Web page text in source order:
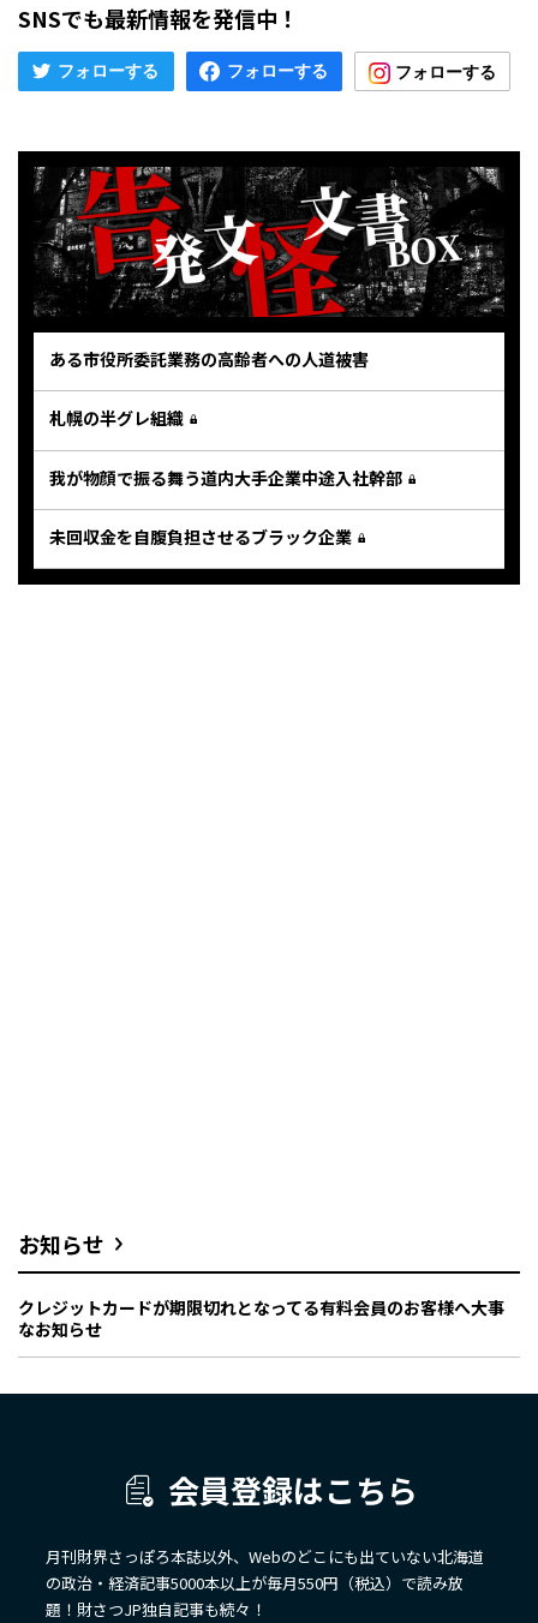
SNSでも最新情報を発信中！
ある市役所委託業務の高齢者への人道被害
札幌の半グレ組織
我が物顔で振る舞う道内大手企業中途入社幹部
未回収金を自腹負担させるブラック企業
お知らせ
クレジットカードが期限切れとなってる有料会員のお客様へ大事
なお知らせ
会員登録はこちら
月刊財界さっぽろ本誌以外、Webのどこにも出ていない北海道
の政治・経済記事5000本以上が毎月550円（税込）で読み放
題！財さつJP独自記事も続々！